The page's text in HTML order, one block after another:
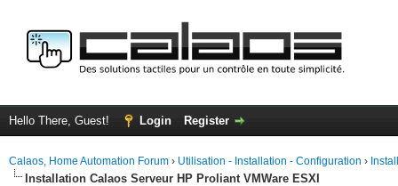
Hello There, Guest! Login Register
Calaos, Home Automation Forum › Utilisation - Installation - Configuration ›
Installation Calaos Serveur HP Proliant VMWare ESXI